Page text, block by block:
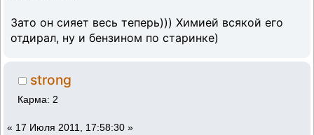
Зато он сияет весь теперь))) Химией всякой его
отдирал, ну и бензином по старинке)
strong
Карма: 2
« 17 Июля 2011, 17:58:30 »